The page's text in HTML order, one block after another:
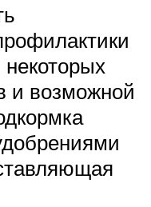
и возможной